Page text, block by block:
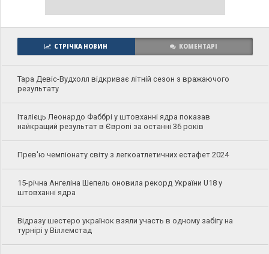
СТРІЧКА НОВИН КОМЕНТАРІ
Тара Девіс-Вудхолл відкриває літній сезон з вражаючого
результату
Італієць Леонардо Фаббрі у штовханні ядра показав
найкращий результат в Європі за останні 36 років
Прев'ю чемпіонату світу з легкоатлетичних естафет 2024
15-річна Ангеліна Шепель оновила рекорд України U18 у
штовханні ядра
Відразу шестеро українок взяли участь в одному забігу на
турнірі у Віллемстад